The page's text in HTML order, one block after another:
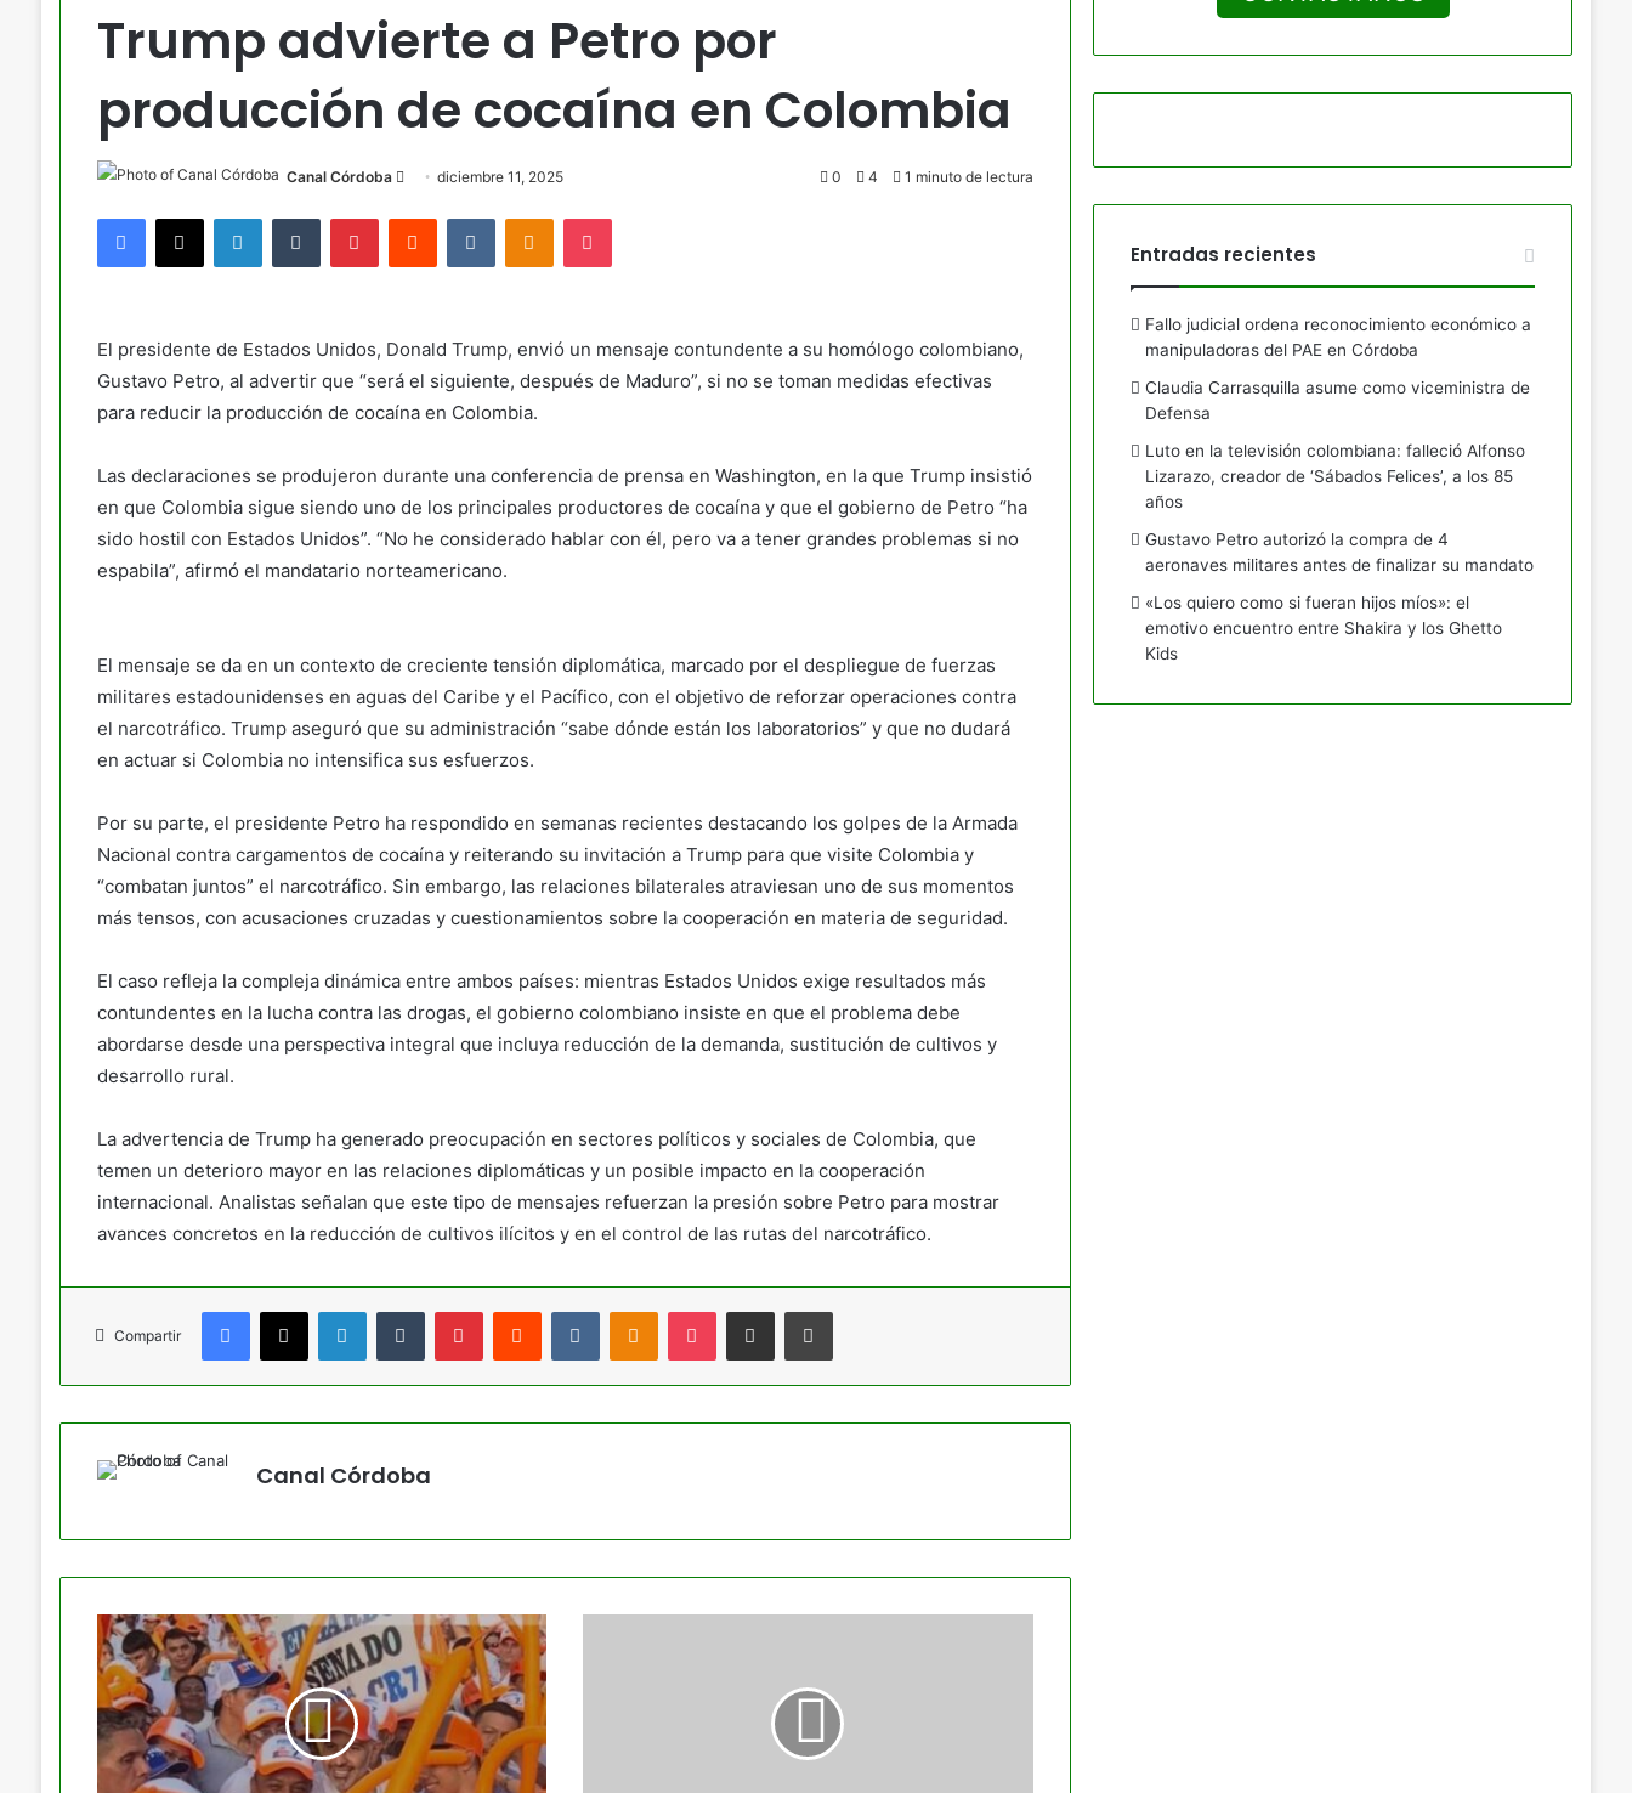
Trump advierte a Petro por
producción de cocaína en Colombia
Canal Córdoba Send
email
diciembre 11, 2025 0 4 1 minuto de lectura
Facebook
X LinkedInTumblr PinterestReddit VKontakteOdnoklassniki
Pocket
El presidente de Estados Unidos, Donald Trump, envió un mensaje contundente a su homólogo colombiano,
Gustavo Petro, al advertir que “será el siguiente, después de Maduro”, si no se toman medidas efectivas
para reducir la producción de cocaína en Colombia.
Las declaraciones se produjeron durante una conferencia de prensa en Washington, en la que Trump insistió
en que Colombia sigue siendo uno de los principales productores de cocaína y que el gobierno de Petro “ha
sido hostil con Estados Unidos”. “No he considerado hablar con él, pero va a tener grandes problemas si no
espabila”, afirmó el mandatario norteamericano.
El mensaje se da en un contexto de creciente tensión diplomática, marcado por el despliegue de fuerzas
militares estadounidenses en aguas del Caribe y el Pacífico, con el objetivo de reforzar operaciones contra
el narcotráfico. Trump aseguró que su administración “sabe dónde están los laboratorios” y que no dudará
en actuar si Colombia no intensifica sus esfuerzos.
Por su parte, el presidente Petro ha respondido en semanas recientes destacando los golpes de la Armada
Nacional contra cargamentos de cocaína y reiterando su invitación a Trump para que visite Colombia y
“combatan juntos” el narcotráfico. Sin embargo, las relaciones bilaterales atraviesan uno de sus momentos
más tensos, con acusaciones cruzadas y cuestionamientos sobre la cooperación en materia de seguridad.
El caso refleja la compleja dinámica entre ambos países: mientras Estados Unidos exige resultados más
contundentes en la lucha contra las drogas, el gobierno colombiano insiste en que el problema debe
abordarse desde una perspectiva integral que incluya reducción de la demanda, sustitución de cultivos y
desarrollo rural.
La advertencia de Trump ha generado preocupación en sectores políticos y sociales de Colombia, que
temen un deterioro mayor en las relaciones diplomáticas y un posible impacto en la cooperación
internacional. Analistas señalan que este tipo de mensajes refuerzan la presión sobre Petro para mostrar
avances concretos en la reducción de cultivos ilícitos y en el control de las rutas del narcotráfico.
Compartir
Facebook
X LinkedInTumblr PinterestReddit VKontakteOdnoklassniki
Pocket Compartir por correo electrónicoImprimir
Canal Córdoba
Entradas recientes
Fallo judicial ordena reconocimiento económico a
manipuladoras del PAE en Córdoba
Claudia Carrasquilla asume como viceministra de
Defensa
Luto en la televisión colombiana: falleció Alfonso
Lizarazo, creador de ‘Sábados Felices’, a los 85
años
Gustavo Petro autorizó la compra de 4
aeronaves militares antes de finalizar su mandato
«Los quiero como si fueran hijos míos»: el
emotivo encuentro entre Shakira y los Ghetto
Kids